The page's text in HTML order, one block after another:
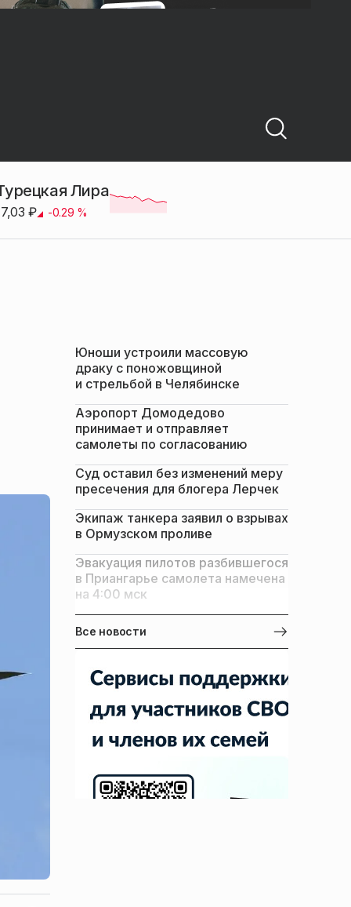
Лира
₽ -0.29 %
Юноши устроили массовую
драку с поножовщиной
и стрельбой в Челябинске
Аэропорт Домодедово
принимает и отправляет
самолеты по согласованию
Суд оставил без изменений меру
пресечения для блогера Лерчек
Экипаж танкера заявил о взрывах
в Ормузском проливе
Эвакуация пилотов разбившегося
в Приангарье самолета намечена
на 4:00 мск
Все новости